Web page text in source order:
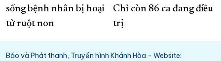
sống bệnh nhân bị hoại
tử ruột non
Chỉ còn 86 ca đang điều
trị
Báo và Phát thanh, Truyền hình Khánh Hòa - Website: